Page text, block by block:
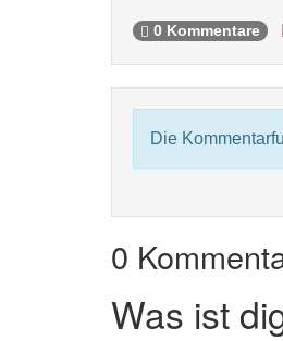
0 Kommentare
Die
0
Was ist